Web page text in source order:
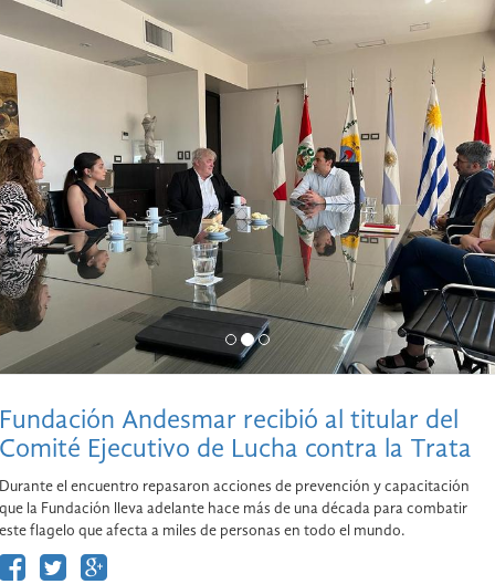
Fundación Andesmar recibió al titular del
Comité Ejecutivo de Lucha contra la Trata
Durante el encuentro repasaron acciones de prevención y capacitación
que la Fundación lleva adelante hace más de una década para combatir
este flagelo que afecta a miles de personas en todo el mundo.